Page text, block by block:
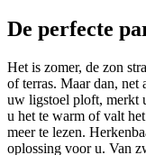
De perfecte
Het is zomer, de zon
of terras. Maar dan, net
uw ligstoel ploft, merkt
u het te warm of valt
meer te lezen.
oplossing voor u. Van